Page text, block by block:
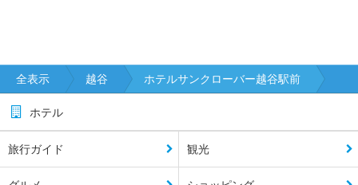
全表示 越谷 ホテルサンクローバー越谷駅前
ホテル
旅行ガイド 観光